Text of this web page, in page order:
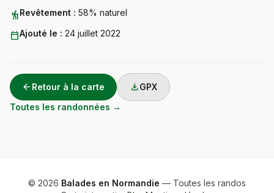
hikingRevêtement : 58% naturel
calendar_todayAjouté le : 24 juillet 2022
arrow_back Retour à la carte downloadGPX
Toutes les randonnées →
© 2026 Balades en Normandie — Toutes les randos